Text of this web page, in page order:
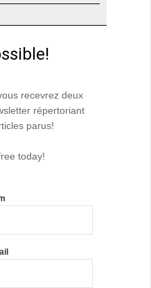
recevrez deux
répertoriant
parus!
today!